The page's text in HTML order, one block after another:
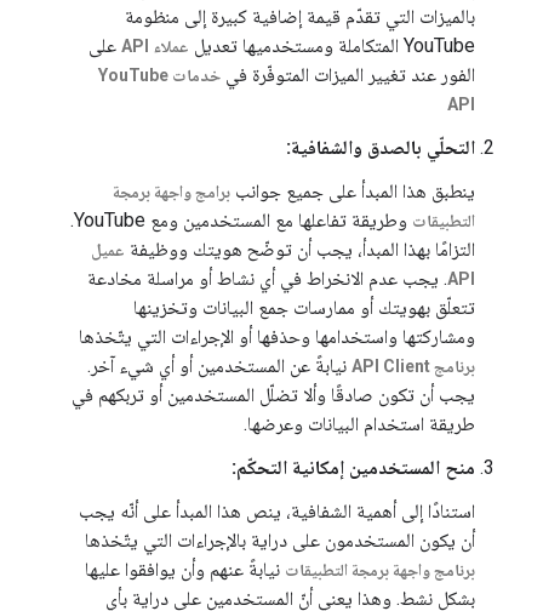
بالميزات التي تقدّم قيمة إضافية كبيرة إلى منظومة
YouTube المتكاملة ومستخدميها تعديل
عملاء API
على
الفور عند تغيير الميزات المتوفّرة في
خدمات YouTube
API
التحلّي بالصدق والشفافية:
ينطبق هذا المبدأ على جميع جوانب برامج واجهة برمجة
التطبيقات
وطريقة تفاعلها مع المستخدمين ومع YouTube.
التزامًا بهذا المبدأ، يجب أن توضّح هويتك ووظيفة عميل
API. يجب عدم الانخراط في أي نشاط أو مراسلة مخادعة
تتعلّق بهويتك أو ممارسات جمع البيانات وتخزينها
ومشاركتها واستخدامها وحذفها أو الإجراءات التي يتّخذها
برنامج API Client
نيابةً عن المستخدمين أو أي شيء آخر.
يجب أن تكون صادقًا وألا تضلّل المستخدمين أو تربكهم في
طريقة استخدام البيانات وعرضها.
منح المستخدمين إمكانية التحكّم:
استنادًا إلى أهمية الشفافية، ينص هذا المبدأ على أنّه يجب
أن يكون المستخدمون على دراية بالإجراءات التي يتّخذها
برنامج واجهة برمجة التطبيقات نيابةً عنهم وأن يوافقوا عليها
بشكلٍ نشط. وهذا يعني أنّ المستخدمين على دراية بأي